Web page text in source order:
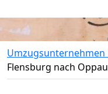
Umzugsunternehmen
Flensburg nach Oppau